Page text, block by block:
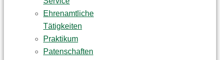
Ehrenamtliche
Tätigkeiten
Praktikum
Patenschaften